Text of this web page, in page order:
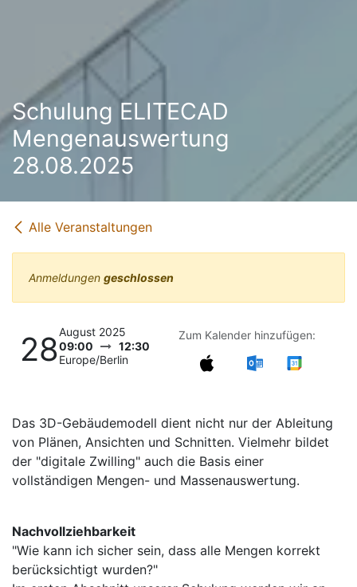
Schulung ELITECAD
Mengenauswertung
28.08.2025
Alle Veranstaltungen
Anmeldungen geschlossen
28August 2025
09:00
12:30
Europe/Berlin
Zum Kalender hinzufügen:
Das 3D-Gebäudemodell dient nicht nur der Ableitung
von Plänen, Ansichten und Schnitten. Vielmehr bildet
der "digitale Zwilling" auch die Basis einer
vollständigen Mengen- und Massenauswertung.
Nachvollziehbarkeit
"Wie kann ich sicher sein, dass alle Mengen korrekt
berücksichtigt wurden?"